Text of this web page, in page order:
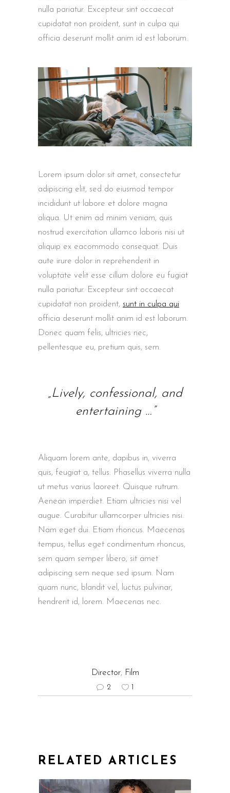
nulla pariatur. Excepteur sint occaecat
cupidatat non proident, sunt in culpa qui
officia deserunt mollit anim id est laborum.
Lorem ipsum dolor sit amet, consectetur
adipiscing elit, sed do eiusmod tempor
incididunt ut labore et dolore magna
aliqua. Ut enim ad minim veniam, quis
nostrud exercitation ullamco laboris nisi ut
aliquip ex eacommodo consequat. Duis
aute irure dolor in reprehenderit in
voluptate velit esse cillum dolore eu fugiat
nulla pariatur. Excepteur sint occaecat
cupidatat non proident, sunt in culpa qui
officia deserunt mollit anim id est laborum.
Donec quam felis, ultricies nec,
pellentesque eu, pretium quis, sem.
„Lively, confessional, and
entertaining …”
Aliquam lorem ante, dapibus in, viverra
quis, feugiat a, tellus. Phasellus viverra nulla
ut metus varius laoreet. Quisque rutrum.
Aenean imperdiet. Etiam ultricies nisi vel
augue. Curabitur ullamcorper ultricies nisi.
Nam eget dui. Etiam rhoncus. Maecenas
tempus, tellus eget condimentum rhoncus,
sem quam semper libero, sit amet
adipiscing sem neque sed ipsum. Nam
quam nunc, blandit vel, luctus pulvinar,
hendrerit id, lorem. Maecenas nec.
Director, Film
2 1
RELATED ARTICLES